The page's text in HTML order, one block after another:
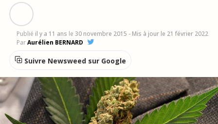
Publié il y a 11 ans le 30 novembre 2015 - Mis à jour le 21 février 2022
ParAurélien BERNARD
Suivre Newsweed sur Google